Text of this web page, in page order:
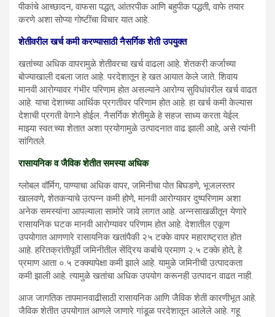
पीकांचे आच्छादन, वाफसा पद्धत, आंतरपीक आणि बहुपीक पद्धती, वाफे तयार
करणे अशा सोप्या गोष्टींचा विचार यात आहे.
शेतीवरील खर्च कमी करण्यासाठी नैसर्गिक शेती उपयुक्त
खतांच्या अधिक वापरामुळे शेतीवरचा खर्च वाढला आहे. शेतकरी कर्जाच्या
बोज्याखाली दबला जात आहे. परदेशातून हे खत आयात केले जाते. शिवाय
मानवी आरोग्यावर गंभीर परिणाम होत असल्याने आरोग्य सुविधांवरील खर्च वाढत
आहे. याचा देशाच्या आर्थिक प्रगतीवर परिणाम होत आहे. हा खर्च कमी केल्यास
देशाची प्रगती वेगाने होईल. नैसर्गिक शेतीमुळे हे सहज साध्य करता येईल.
माझ्या स्वत:च्या शेतात अशा प्रयोगामुळे उत्पादनात वाढ झाली आहे, असे त्यांनी
सांगितले.
रासायनिक व जैविक शेतीत समस्या अधिक
ग्लोबल वॉर्मिग, पाण्याचा अधिक वापर, जमिनीचा पोत बिघडणे, भूजलस्तर
खालवणे, शेतकऱ्याचे उत्पन्न कमी होणे, मानवी आरोग्यावर दुष्परिणाम अशा
अनेक समस्यांना आपल्याला सामोरे जावे लागत आहे. अन्नसाखळीतून येणारे
रासायनिक घटक मानवी आरोग्यावर परिणाम होत आहे. देशातील एकूण
उपयोगात आणणारे रासायनिक खतांपैकी २५ टक्के वापर महाराष्ट्रात होत
आहे. हरितक्रांतीपूर्वी जमिनीतील सेंद्रिय कर्बाचे प्रमाण २.५ टक्के होते, हे
प्रमाण आता ०.५ टक्क्यापेक्षा कमी झाले आहे. यामुळे जमिनीची उत्पादकता
कमी झाली आहे. त्यामुळे खतांचा अधिक उपयोग करूनही उत्पादन वाढत नाही.
आज जागतिक तापमानवाढीसाठी रासायनिक आणि जैविक शेती कारणीभूत आहे.
जैविक शेतीत उपयोगात आणले जाणारे गांडूळ परदेशातून आलेले आहे. गहू